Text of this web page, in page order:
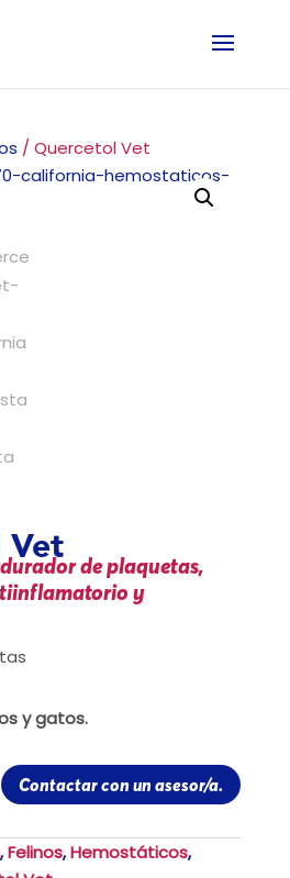
/ Quercetol Vet
Vet de plaquetas,
y
y gatos.
Contactar con un asesor/a.
,Felinos,Hemostáticos,